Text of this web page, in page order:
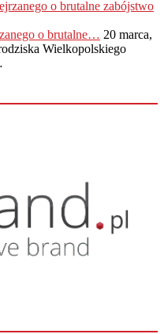
o brutalne… 20 marca,
Wielkopolskiego